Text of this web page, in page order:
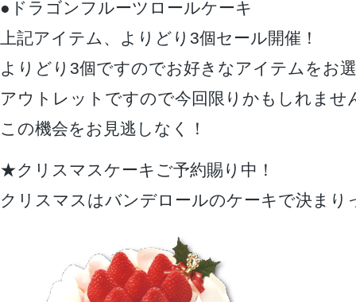
●ドラゴンフルーツロールケーキ
上記アイテム、よりどり3個セール開催！
よりどり3個ですのでお好きなアイテムをお
アウトレットですので今回限りかもしれませ
この機会をお見逃しなく！
★クリスマスケーキご予約賜り中！
クリスマスはバンデロールのケーキで決まり